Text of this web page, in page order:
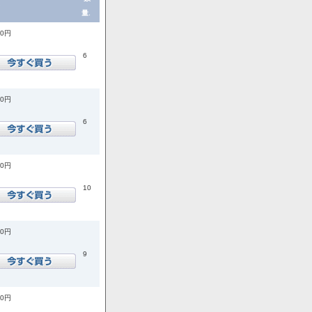
量.
円
6
円
6
円
10
円
9
円